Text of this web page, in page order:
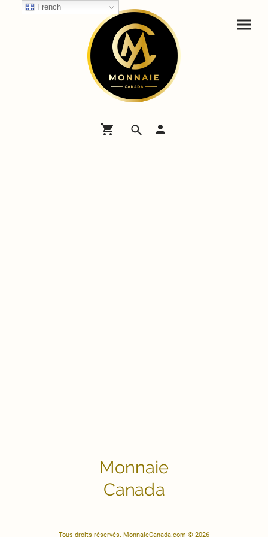
Monnaie
Canada
Tous droits réservés. MonnaieCanada.com © 2026
French